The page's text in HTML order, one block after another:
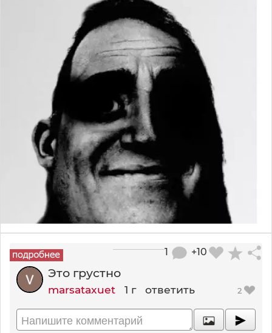
+10
1
Это грустно
marsataxuet 1 г ответить 2